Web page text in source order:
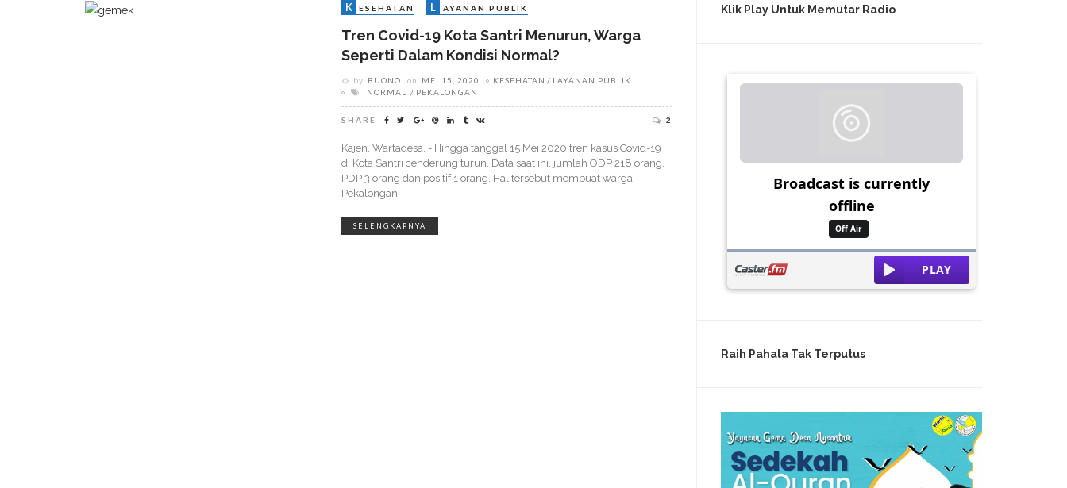
K ESEHATAN L AYANAN PUBLIK
Tren Covid-19 Kota Santri Menurun, Warga
Seperti Dalam Kondisi Normal?
by BUONO on MEI 15, 2020 KESEHATAN
LAYANAN PUBLIK
NORMAL
PEKALONGAN
SHARE 2
Kajen, Wartadesa. - Hingga tanggal 15 Mei 2020 tren kasus Covid-19
di Kota Santri cenderung turun. Data saat ini, jumlah ODP 218 orang,
PDP 3 orang dan positif 1 orang. Hal tersebut membuat warga
Pekalongan
SELENGKAPNYA
Klik Play Untuk Memutar Radio
Raih Pahala Tak Terputus